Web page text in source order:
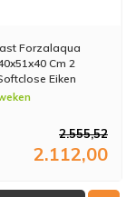
Forzalaqua
Cm 2
Eiken
2.555,52
2.112,00